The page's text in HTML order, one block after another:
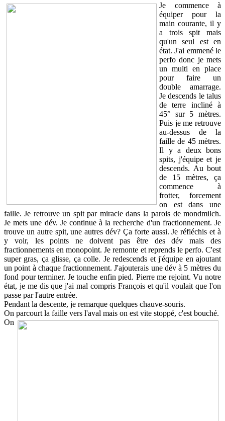
Je commence à
équiper pour la
main courante, il y
a trois spit mais
qu'un seul est en
état. J'ai emmené le
perfo donc je mets
un multi en place
pour faire un
double amarrage.
Je descends le talus
de terre incliné à
45° sur 5 mètres.
Puis je me retrouve
au-dessus de la
faille de 45 mètres.
Il y a deux bons
spits, j'équipe et je
descends. Au bout
de 15 mètres, ça
commence à
frotter, forcement
on est dans une
faille. Je retrouve un spit par miracle dans la parois de mondmilch.
Je mets une dév. Je continue à la recherche d'un fractionnement. Je
trouve un autre spit, une autres dév? Ça forte aussi. Je réfléchis et à
y voir, les points ne doivent pas être des dév mais des
fractionnements en monopoint. Je remonte et reprends le perfo. C'est
super gras, ça glisse, ça colle. Je redescends et j'équipe en ajoutant
un point à chaque fractionnement. J'ajouterais une dév à 5 mètres du
fond pour terminer. Je touche enfin pied. Pierre me rejoint. Vu notre
état, je me dis que j'ai mal compris François et qu'il voulait que l'on
passe par l'autre entrée.
Pendant la descente, je remarque quelques chauve-souris.
On parcourt la faille vers l'aval mais on est vite stoppé, c'est bouché.
On